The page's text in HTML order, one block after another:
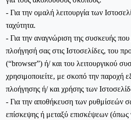
- Για την ομαλή λειτουργία των
ταχύτητα.
- Για την αναγνώριση της συσκευής που
πλοήγησή σας στις Ιστοσελίδες, του
(“browser”) ή/ και του λειτουργικού
χρησιμοποιείτε, με σκοπό την παροχή
πλοήγησης ή/ και χρήσης των
- Για την αποθήκευση των ρυθμίσεών
επίσκεψης ή μεταξύ επισκέψεων (όπως